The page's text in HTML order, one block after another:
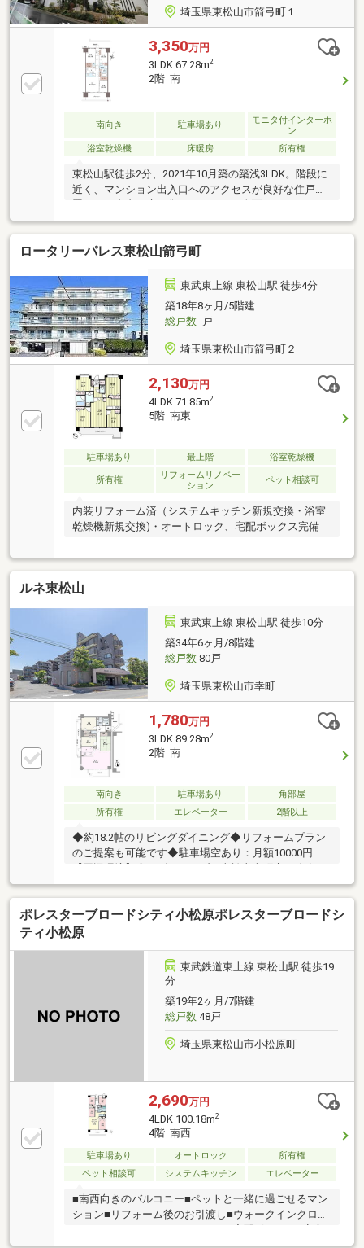
埼玉県東松山市箭弓町１
3,350万円
3LDK 67.28m2
2階 南
南向き 駐車場あり
モニタ付インターホ
ン
浴室乾燥機
床暖房 所有権
東松山駅徒歩2分、2021年10月築の築浅3LDK。階段に
近く、マンション出入口へのアクセスが良好な住戸位
ペットを敷いて使用しており、フローリングや壁も丁
寧に扱われています。駅近の利便性と、ファミリー・
DINKSに適した3LDKの間取りを兼ね備えた、状態の良
い一室です。家族構成の変化にも対応できる、長く安
心して住み続けられる一邸です。
ロータリーパレス東松山箭弓町
東武東上線 東松山駅 徒歩4分
築18年8ヶ月/5階建
総戸数-戸
埼玉県東松山市箭弓町２
2,130万円
4LDK 71.85m2
5階 南東
駐車場あり 最上階 浴室乾燥機
所有権
リフォームリノベー
ション
ペット相談可
内装リフォーム済（システムキッチン新規交換・浴室
乾燥機新規交換)・オートロック、宅配ボックス完備
ルネ東松山
東武東上線 東松山駅 徒歩10分
築34年6ヶ月/8階建
総戸数80戸
埼玉県東松山市幸町
1,780万円
3LDK 89.28m2
2階 南
南向き 駐車場あり
角部屋
所有権
エレベーター 2階以上
◆約18.2帖のリビングダイニング◆リフォームプラン
のご提案も可能です◆駐車場空あり：月額10000円
分(約270m)〇ドラッグエース箭弓町店：徒歩4分(約
310m)〇キャンドゥセレクトドラッグエース箭弓町
店：徒歩4分(約310m)〇業務スーパー東松山店：徒歩
16分(約1，210m)〇東松山市立新明小学校：徒歩22分
120m)※駐輪場(空あり)：月額100円～300円
ポレスターブロードシティ小松原ポレスターブロードシ
ティ小松原
東武鉄道東上線 東松山駅 徒歩19
分
築19年2ヶ月/7階建
総戸数48戸
埼玉県東松山市小松原町
2,690万円
4LDK 100.18m2
4階 南西
駐車場あり オートロック
所有権
ペット相談可
システムキッチン エレベーター
■南西向きのバルコニー■ペットと一緒に過ごせるマン
ション■リフォーム後のお引渡し■ウォークインクロー
のオートロックセキュリティ